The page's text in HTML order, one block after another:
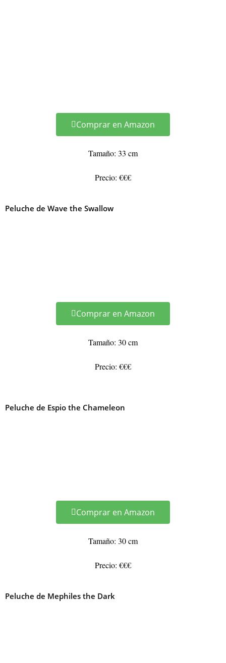
Comprar en Amazon
Tamaño: 33 cm
Precio: €€€
Peluche de Wave the Swallow
Comprar en Amazon
Tamaño: 30 cm
Precio: €€€
Peluche de Espio the Chameleon
Comprar en Amazon
Tamaño: 30 cm
Precio: €€€
Peluche de Mephiles the Dark